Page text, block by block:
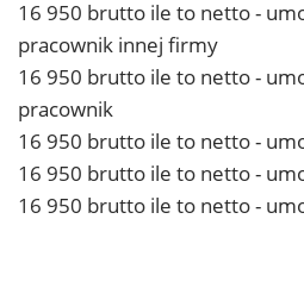
16 950 brutto ile to netto -
pracownik innej firmy
16 950 brutto ile to netto -
pracownik
16 950 brutto ile to netto -
16 950 brutto ile to netto -
16 950 brutto ile to netto -